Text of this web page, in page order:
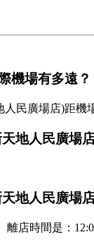
機場有多遠？
民廣場店)距機
地人民廣場
地人民廣場
離店時間是：